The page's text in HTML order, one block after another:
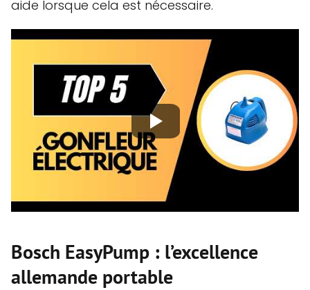
aide lorsque cela est nécessaire.
Bosch EasyPump : l’excellence
allemande portable